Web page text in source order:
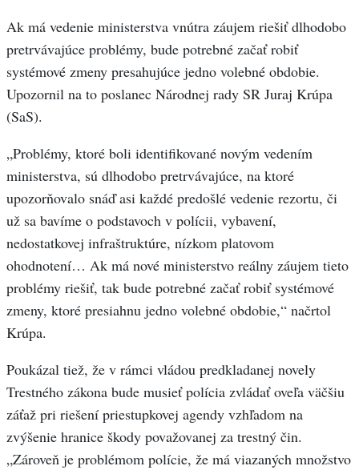
Ak má vedenie ministerstva vnútra záujem riešiť dlhodobo
pretrvávajúce problémy, bude potrebné začať robiť
systémové zmeny presahujúce jedno volebné obdobie.
Upozornil na to poslanec Národnej rady SR Juraj Krúpa
(SaS).
„Problémy, ktoré boli identifikované novým vedením
ministerstva, sú dlhodobo pretrvávajúce, na ktoré
upozorňovalo snáď asi každé predošlé vedenie rezortu, či
už sa bavíme o podstavoch v polícii, vybavení,
nedostatkovej infraštruktúre, nízkom platovom
ohodnotení… Ak má nové ministerstvo reálny záujem tieto
problémy riešiť, tak bude potrebné začať robiť systémové
zmeny, ktoré presiahnu jedno volebné obdobie,“ načrtol
Krúpa.
Poukázal tiež, že v rámci vládou predkladanej novely
Trestného zákona bude musieť polícia zvládať oveľa väčšiu
záťaž pri riešení priestupkovej agendy vzhľadom na
zvýšenie hranice škody považovanej za trestný čin.
„Zároveň je problémom polície, že má viazaných množstvo